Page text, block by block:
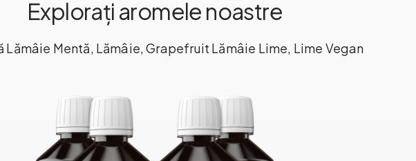
Explorați aromele noastre
Lămâie Mentă, Lămâie, Grapefruit Lămâie Lime, Lime Vegan